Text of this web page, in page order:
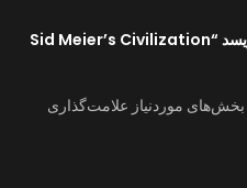
اولین کسی باشید که دیدگاهی می نویسد “Sid Meier’s Civilization
بخش‌های موردنیاز علامت‌گذاری